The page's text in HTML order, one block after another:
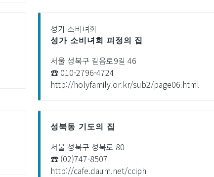
성가 소비녀회
성가 소비녀회 피정의 집
서울 성북구 길음로9길 46
☎ 010-2796-4724
http://holyfamily.or.kr/sub2/page06.html
성북동 기도의 집
서울 성북구 성북로 80
☎ (02)747-8507
http://cafe.daum.net/cciph